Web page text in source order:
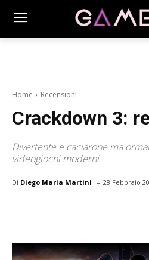
Home Recensioni
Crackdown 3:
Divertente e caciarone ma
videogiochi moderni.
Di Diego Maria Martini - 28 Febbraio